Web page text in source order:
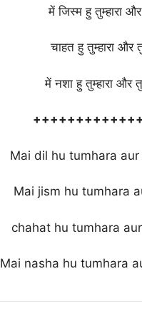
में जिस्म हु तुम्हारा
चाहत हु तुम्हारा और
में नशा हु तुम्हारा और
Mai dil hu tumhara
Mai jism hu tumhara
chahat hu tumhara
Mai nasha hu tumhara